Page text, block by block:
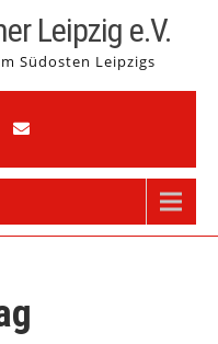
Leipzig e.V.
Südosten Leipzigs